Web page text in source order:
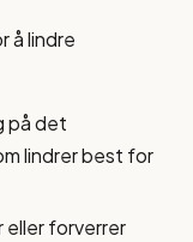
å lindre
på det
lindrer best for
forverrer